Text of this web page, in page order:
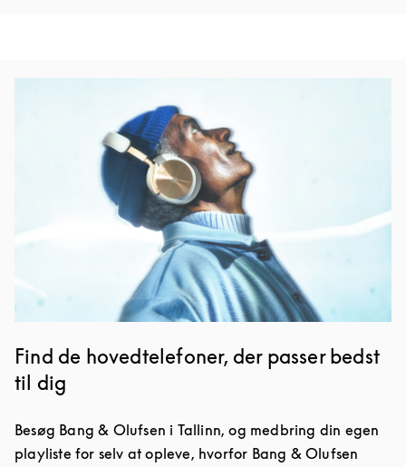
Find de hovedtelefoner, der passer bedst
til dig
Besøg Bang & Olufsen i Tallinn, og medbring din egen
playliste for selv at opleve, hvorfor Bang & Olufsen